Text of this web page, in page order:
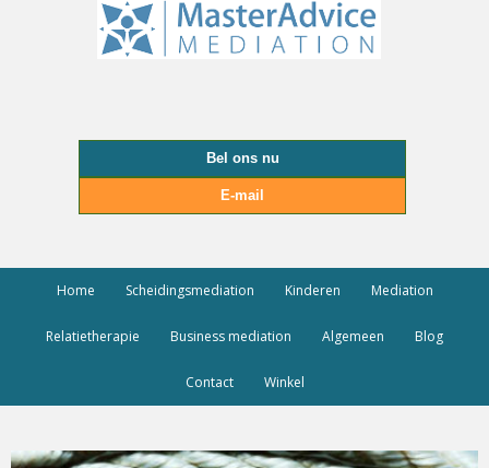
Bel ons nu
E-mail
Home Scheidingsmediation Kinderen Mediation
Relatietherapie Business mediation Algemeen Blog
Contact Winkel